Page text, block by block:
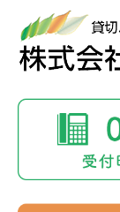
ホーム
安全への取り組み